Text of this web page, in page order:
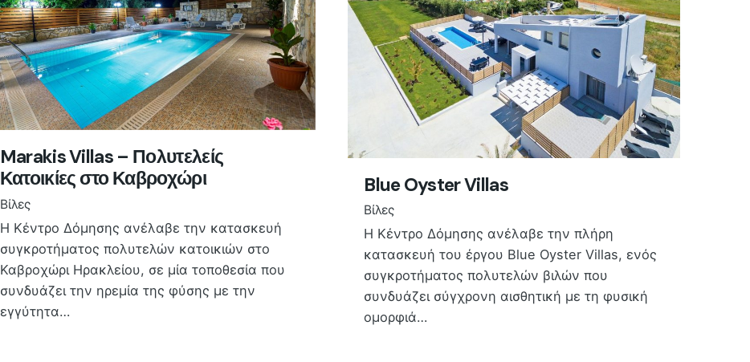
Marakis Villas – Πολυτελείς
Κατοικίες στο Καβροχώρι
Βίλες
Η Κέντρο Δόμησης ανέλαβε την κατασκευή
συγκροτήματος πολυτελών κατοικιών στο
Καβροχώρι Ηρακλείου, σε μία τοποθεσία που
συνδυάζει την ηρεμία της φύσης με την
εγγύτητα…
Blue Oyster Villas
Βίλες
Η Κέντρο Δόμησης ανέλαβε την πλήρη
κατασκευή του έργου Blue Oyster Villas, ενός
συγκροτήματος πολυτελών βιλών που
συνδυάζει σύγχρονη αισθητική με τη φυσική
ομορφιά…